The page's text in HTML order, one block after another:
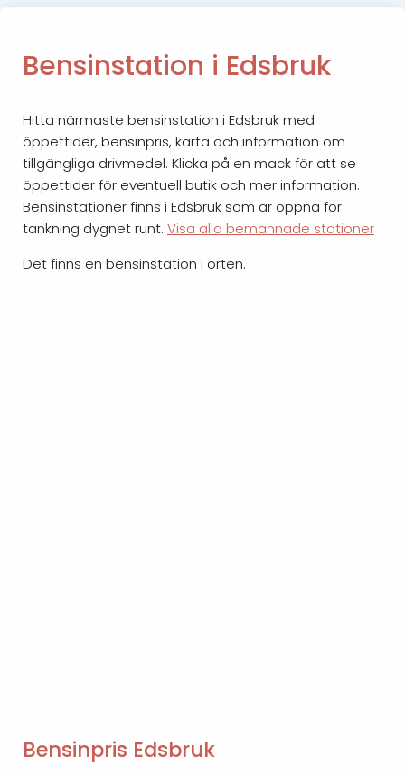
Bensinstation i Edsbruk
Hitta närmaste bensinstation i Edsbruk med
öppettider, bensinpris, karta och information om
tillgängliga drivmedel. Klicka på en mack för att se
öppettider för eventuell butik och mer information.
Bensinstationer finns i Edsbruk som är öppna för
tankning dygnet runt. Visa alla bemannade stationer
Det finns en bensinstation i orten.
Bensinpris Edsbruk